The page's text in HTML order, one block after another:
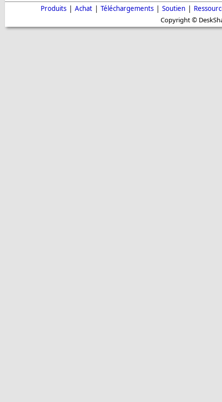
Produits | Achat | Téléchargements | Soutien |
Copyright ©